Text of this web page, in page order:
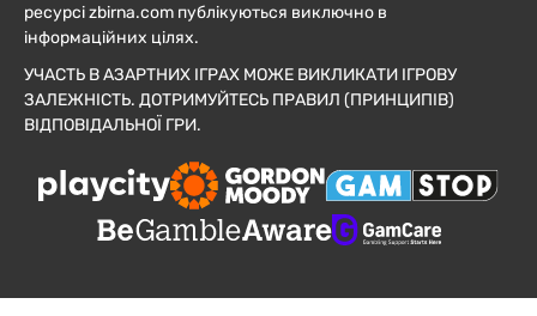
ресурсі zbirna.com публікуються виключно в
інформаційних цілях.
УЧАСТЬ В АЗАРТНИХ ІГРАХ МОЖЕ ВИКЛИКАТИ ІГРОВУ
ЗАЛЕЖНІСТЬ. ДОТРИМУЙТЕСЬ ПРАВИЛ (ПРИНЦИПІВ)
ВІДПОВІДАЛЬНОЇ ГРИ.